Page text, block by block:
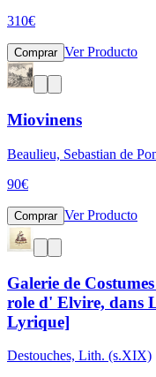
310€
Comprar Ver Producto
Miovinens
Beaulieu, Sebastian de
90€
Comprar Ver Producto
Galerie de
role d' Elvire, dans
Lyrique]
Destouches, Lith. (s.XIX)